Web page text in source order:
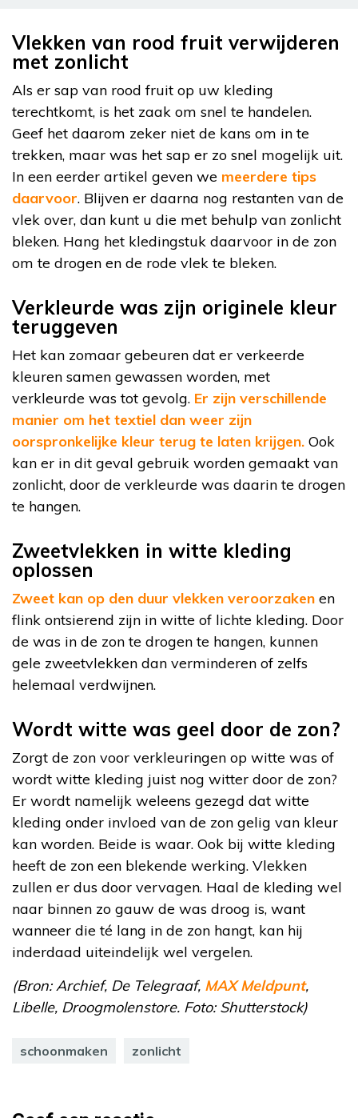
Vlekken van rood fruit verwijderen
met zonlicht
Als er sap van rood fruit op uw kleding
terechtkomt, is het zaak om snel te handelen.
Geef het daarom zeker niet de kans om in te
trekken, maar was het sap er zo snel mogelijk uit.
In een eerder artikel geven we meerdere tips
daarvoor. Blijven er daarna nog restanten van de
vlek over, dan kunt u die met behulp van zonlicht
bleken. Hang het kledingstuk daarvoor in de zon
om te drogen en de rode vlek te bleken.
Verkleurde was zijn originele kleur
teruggeven
Het kan zomaar gebeuren dat er verkeerde
kleuren samen gewassen worden, met
verkleurde was tot gevolg. Er zijn verschillende
manier om het textiel dan weer zijn
oorspronkelijke kleur terug te laten krijgen. Ook
kan er in dit geval gebruik worden gemaakt van
zonlicht, door de verkleurde was daarin te drogen
te hangen.
Zweetvlekken in witte kleding
oplossen
Zweet kan op den duur vlekken veroorzaken en
flink ontsierend zijn in witte of lichte kleding. Door
de was in de zon te drogen te hangen, kunnen
gele zweetvlekken dan verminderen of zelfs
helemaal verdwijnen.
Wordt witte was geel door de zon?
Zorgt de zon voor verkleuringen op witte was of
wordt witte kleding juist nog witter door de zon?
Er wordt namelijk weleens gezegd dat witte
kleding onder invloed van de zon gelig van kleur
kan worden. Beide is waar. Ook bij witte kleding
heeft de zon een blekende werking. Vlekken
zullen er dus door vervagen. Haal de kleding wel
naar binnen zo gauw de was droog is, want
wanneer die té lang in de zon hangt, kan hij
inderdaad uiteindelijk wel vergelen.
(Bron: Archief, De Telegraaf, MAX Meldpunt,
Libelle, Droogmolenstore. Foto: Shutterstock)
schoonmaken zonlicht